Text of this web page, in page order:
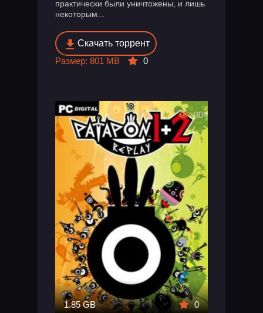
практически были уничтожены, и лишь
некоторым...
Скачать торрент
Размер: 801 MB
0
1.85 GB 0
304